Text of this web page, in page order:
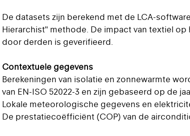
De datasets zijn berekend met de LCA-
Hierarchist" methode. De impact van textiel
door derden is geverifieerd.
Contextuele gegevens
Berekeningen van isolatie en zonnewarmte
van EN-ISO 52022-3 en zijn gebaseerd op de
Lokale meteorologische gegevens en
De prestatiecoëfficiënt (COP) van de